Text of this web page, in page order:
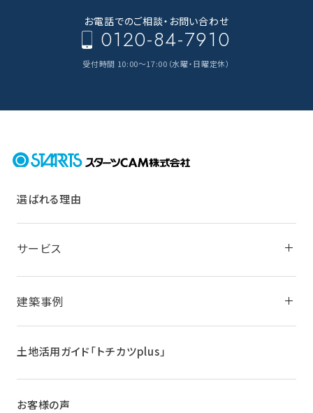
お電話でのご相談・ お問い合わせ
0120-84-7910
受付時間 10:00～17:00（水曜・日曜定休）
選ばれる理由
サービス
建築事例
土地活用ガイド「トチカツplus」
お客様の声